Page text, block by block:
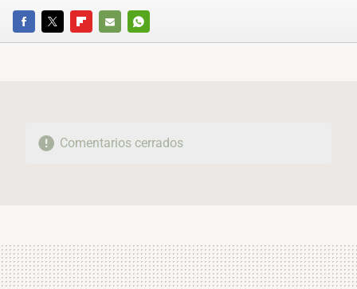
FACEBOOKTWITTERFLIPBOARD
E-
WHATSAPP
Comentarios cerrados